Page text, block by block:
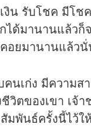
งิน รับโชค มีโ
ได้มานานแล้วก็
อยมานานแล้วนั่
คนเก่ง มีความส
วิตของเขา เจ้
มพันธ์ครั้งนี้ไว้